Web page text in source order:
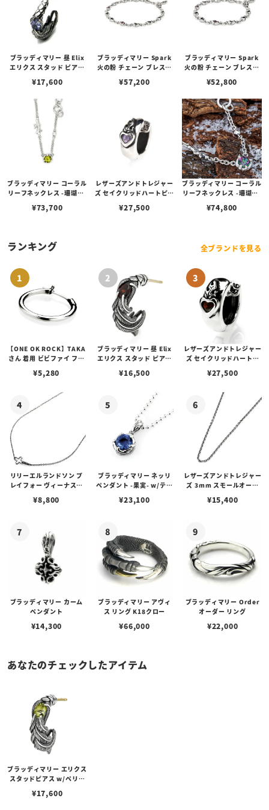
ブラッディマリー 昼 Elix
エリクス スタッド ピアス
¥17,600
ブラッディマリー Spark
火の粉 チェーン ブレスレ
¥57,200
ブラッディマリー Spark
火の粉 チェーン ブレスレ
¥52,800
ブラッディマリー コーラル
リーフネックレス -珊瑚礁-
¥73,700
レザーズアンドトレジャー
ズ セイクリッドハートピア
¥27,500
ブラッディマリー コーラル
リーフネックレス -珊瑚礁-
¥74,800
ランキング 全ブランドを見る
【ONE OK ROCK】TAKA
さん 着用 ビビファイ フー
¥5,280
ブラッディマリー 昼 Elix
エリクス スタッド ピアス
¥16,500
レザーズアンドトレジャー
ズ セイクリッドハートピ
¥27,500
リリーエルランドソン プ
レイフォー ヴィーナスチ
¥8,800
ブラッディマリー ネッリ
ペンダント -果実- w/ティ
¥23,100
レザーズアンドトレジャー
ズ 3mm スモールオーバ
ブスタークラスプ＆LTロ
¥15,400
ブラッディマリー カーム
ペンダント
¥14,300
ブラッディマリー アヴィ
ス リング K18クロー
¥66,000
ブラッディマリー Order
オーダー リング
¥22,000
あなたのチェックしたアイテム
ブラッディマリー エリクス
スタッドピアス w/ペリド
¥17,600